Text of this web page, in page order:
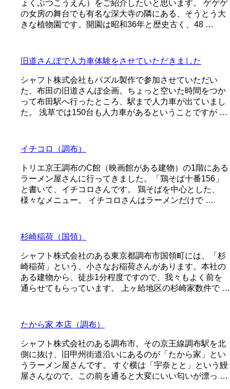
ょくぶつこうえん）をご紹介したいと思います。 ゲゲゲ
の女房の舞台でも有名な深大寺の隣にある、そうとう大
きな植物園です。開園は昭和36年と歴史古く、48 …
旧道さんぽで人力車体験をさせていただきました
シャフト株式会社もパズル製作で参加させていただい
た、布田の旧道さんぽ企画。ちょっと空いた時間をつか
って布田駅へ行ったところ、駅まで人力車が出ていまし
た。 浅草では150台も人力車があるということですが …
イチコロ（調布）
トリエ京王調布のC館（映画館がある建物）の1階にある
ラーメン屋さんに行ってきました。「鶏そば十番156」
と書いて、イチコロさんです。 鶏そばを中心とした、
様々なメニュー。 イチコロさんはラーメンだけで …
杉崎稲荷（国領）
シャフト株式会社のある東京都調布市国領町には、「杉
崎稲荷」という、小さなお稲荷さんがあります。本社の
ある建物から、徒歩1分程度ですので、我々もよく前を
通らせてもらっています。 上ヶ給地区の杉崎家数件で …
たから家 本店（調布）
シャフト株式会社のある調布市。その京王線調布駅を北
側に抜け、旧甲州街道沿いにあるのが「たから家」とい
うラーメン屋さんです。 すぐ横は「宇奈とと」という鰻
屋さんなので、この前を通ると大変にいい匂いが漂っ …